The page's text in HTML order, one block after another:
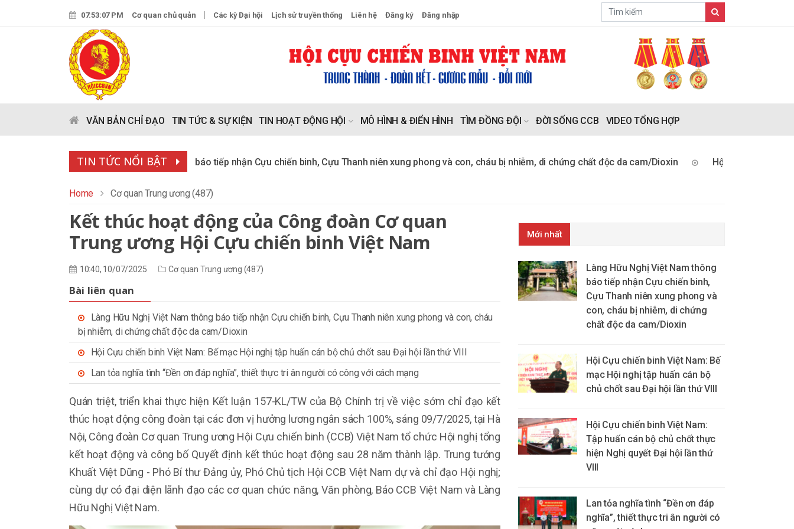
07:53:09 PM Cơ quan chủ quản Các kỳ Đại hội Lịch sử truyền thống Liên hệ Đăng ký Đăng nhập
VĂN BẢN CHỈ ĐẠO TIN TỨC & SỰ KIỆN TIN HOẠT ĐỘNG HỘI MÔ HÌNH & ĐIỂN HÌNH TÌM ĐỒNG ĐỘI ĐỜI SỐNG CCB VIDEO TỔNG HỢP
TIN TỨC NỔI BẬT
Làng Hữu Nghị Việt Nam thông báo tiếp nhận Cựu chiến binh, Cựu Thanh niên xung phong và con, cháu bị nhiễm, di chứng chất độc da cam/Dioxin Hội Cựu chiến binh Việt
Home Cơ quan Trung ương (487)
Kết thúc hoạt động của Công đoàn Cơ quan
Trung ương Hội Cựu chiến binh Việt Nam
10:40, 10/07/2025 Cơ quan Trung ương (487)
Bài liên quan
Làng Hữu Nghị Việt Nam thông báo tiếp nhận Cựu chiến binh, Cựu Thanh niên xung phong và con, cháu
bị nhiễm, di chứng chất độc da cam/Dioxin
Hội Cựu chiến binh Việt Nam: Bế mạc Hội nghị tập huấn cán bộ chủ chốt sau Đại hội lần thứ VIII
Lan tỏa nghĩa tình “Đền ơn đáp nghĩa”, thiết thực tri ân người có công với cách mạng
Quán triệt, triển khai thực hiện Kết luận 157-KL/TW của Bộ Chính trị về việc sớm chỉ đạo kết
thúc hoạt động công đoàn tại các đơn vị hưởng lương ngân sách 100%, sáng 09/7/2025, tại Hà
Nội, Công đoàn Cơ quan Trung ương Hội Cựu chiến binh (CCB) Việt Nam tổ chức Hội nghị tổng
kết hoạt động và công bố Quyết định kết thúc hoạt động sau 28 năm thành lập. Trung tướng
Khuất Việt Dũng - Phó Bí thư Đảng ủy, Phó Chủ tịch Hội CCB Việt Nam dự và chỉ đạo Hội nghị;
cùng dự có đại diện lãnh đạo các cơ quan chức năng, Văn phòng, Báo CCB Việt Nam và Làng
Hữu Nghị Việt Nam.
Mới nhất
Làng Hữu Nghị Việt Nam thông
báo tiếp nhận Cựu chiến binh,
Cựu Thanh niên xung phong và
con, cháu bị nhiễm, di chứng
chất độc da cam/Dioxin
Hội Cựu chiến binh Việt Nam: Bế
mạc Hội nghị tập huấn cán bộ
chủ chốt sau Đại hội lần thứ VIII
Hội Cựu chiến binh Việt Nam:
Tập huấn cán bộ chủ chốt thực
hiện Nghị quyết Đại hội lần thứ
VIII
Lan tỏa nghĩa tình “Đền ơn đáp
nghĩa”, thiết thực tri ân người có